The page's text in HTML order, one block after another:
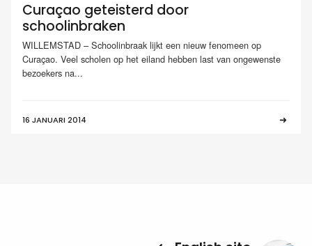
Curaçao geteisterd door
schoolinbraken
WILLEMSTAD – Schoolinbraak lijkt een nieuw fenomeen op
Curaçao. Veel scholen op het eiland hebben last van ongewenste
bezoekers na...
16 JANUARI 2014